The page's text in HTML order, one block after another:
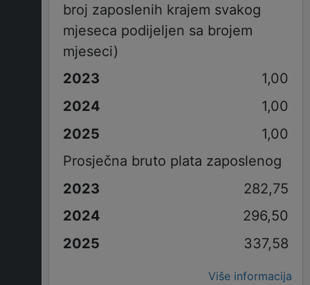
broj zaposlenih krajem svakog
mjeseca podijeljen sa brojem
mjeseci)
1,00
1,00
1,00
Prosječna bruto plata zaposlenog
282,75
296,50
337,58
Više informacija